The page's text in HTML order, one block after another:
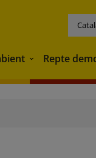
Medi ambient
Repte